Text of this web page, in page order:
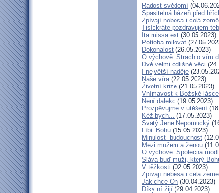
Radost svědomí
Spasitelná bázeň před
Zpívají nebesa i celá země
Tisíckráte pozdravujem
Ita missa est (30.05.2023)
Potřeba milovat
Dokonalost (26.05.2023)
O výchově: Strach o víru
Dvě velmi odlišné věci
I největší naděje
Naše víra(22.05.2023)
Životní krize (21.05.2023)
Vnímavost k Božské
Není daleko (19.05.2023)
Prozpěvujme v utěšení
Kéž bych... (17.05.2023)
Svatý Jene Nepomucký
Líbit Bohu (15.05.2023)
Minulost- budoucnost
Mezi mužem a ženou
O výchově: Společná
Sláva buď muži, který
V těžkosti (02.05.2023)
Zpívají nebesa i celá země
Jak chce On (30.04.2023)
Díky ní žijí (29.04.2023)